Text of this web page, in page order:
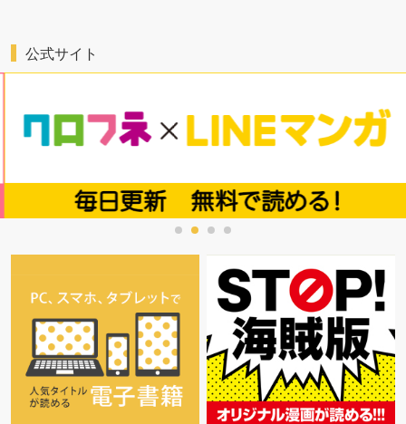
公式サイト